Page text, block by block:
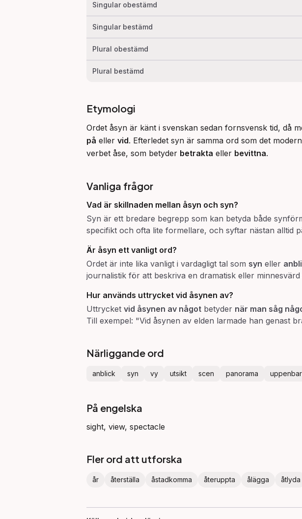
Singular obestämd
Singular bestämd
Plural obestämd
Plural bestämd
Etymologi
på eller vid. Efterledet syn är samma ord som det
verbet åse, som betyder betrakta eller bevittna.
Vanliga frågor
Vad är skillnaden mellan åsyn och syn?
Syn är ett bredare begrepp som kan betyda både
specifikt och ofta lite formellare, och syftar nästan alltid
Är åsyn ett vanligt ord?
Ordet är inte lika vanligt i vardagligt tal som syn eller
journalistik för att beskriva en dramatisk eller minnesvärd
Hur används uttrycket vid åsynen av?
Uttrycket vid åsynen av något betyder när man såg
Till exempel: "Vid åsynen av elden larmade han genast
Närliggande ord
anblick syn vy utsikt scen panorama
På engelska
sight, view, spectacle
Fler ord att utforska
år återställa åstadkomma återuppta ålägga åtlyda